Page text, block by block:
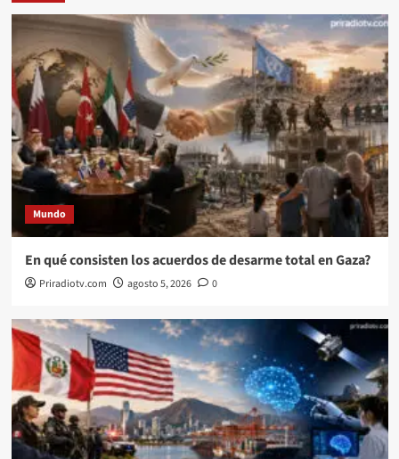
Mundo
En qué consisten los acuerdos de desarme total en Gaza?
Priradiotv.com agosto 5, 2026 0